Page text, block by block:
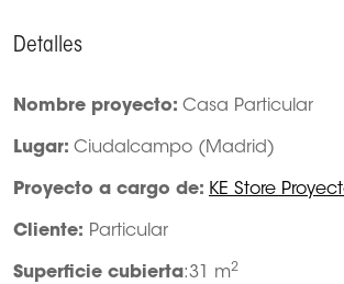
Detalles
Nombre proyecto: Casa Particular
Lugar: Ciudalcampo (Madrid)
Proyecto a cargo de: KE Store
Cliente: Particular
Superficie cubierta:31 m2